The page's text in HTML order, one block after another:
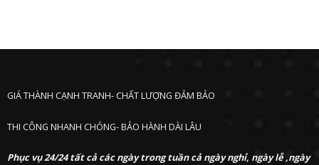
GIÁ THÀNH CẠNH TRANH- CHẤT LƯỢNG ĐẢM BẢO
THI CÔNG NHANH CHÓNG- BẢO HÀNH DÀI LÂU
Phục vụ 24/24 tất cả các ngày trong tuần cả ngày nghỉ, ngày lễ ,ngày